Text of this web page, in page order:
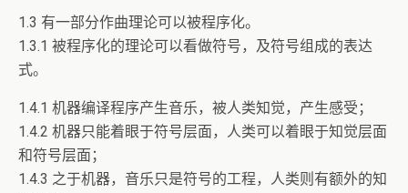
1.3 有一部分作曲理论可以被程序化。
1.3.1 被程序化的理论可以看做符号，及符号组成的表达
式。
1.4.1 机器编译程序产生音乐，被人类知觉，产生感受；
1.4.2 机器只能着眼于符号层面，人类可以着眼于知觉层面
和符号层面；
1.4.3 之于机器，音乐只是符号的工程，人类则有额外的知